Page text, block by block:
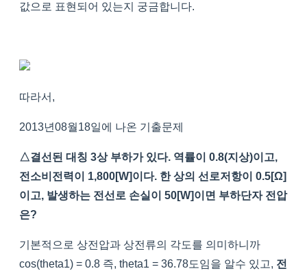
값으로 표현되어 있는지 궁금합니다.
따라서,
2013년08월18일에 나온 기출문제
△결선된 대칭 3상 부하가 있다. 역률이 0.8(지상)이고,
전소비전력이 1,800[W]이다. 한 상의 선로저항이 0.5[Ω]
이고, 발생하는 전선로 손실이 50[W]이면 부하단자 전압
은?
기본적으로 상전압과 상전류의 각도를 의미하니까
cos(theta1) = 0.8 즉, theta1 = 36.78도임을 알수 있고, 전